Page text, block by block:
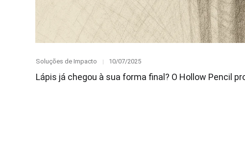
Category
Soluções de Impacto
Posted
10/07/2025
Lápis já chegou à sua forma final? O Hollow Pencil